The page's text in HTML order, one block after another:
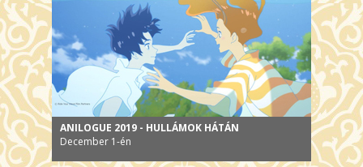
ANILOGUE 2019 - HULLÁMOK HÁTÁN
December 1-én